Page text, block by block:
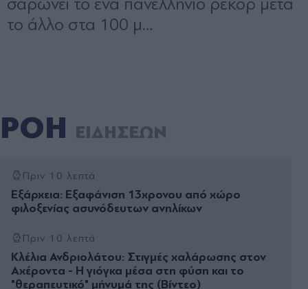
ΡΟΗ ΕΙΔΗΣΕΩΝ
Πριν 10 λεπτά
Εξάρχεια: Εξαφάνιση 13χρονου από χώρο
φιλοξενίας ασυνόδευτων ανηλίκων
Πριν 10 λεπτά
Κλέλια Ανδριολάτου: Στιγμές χαλάρωσης στον
Αχέροντα - Η γιόγκα μέσα στη φύση και το
"θεραπευτικό" μήνυμά της (Βίντεο)